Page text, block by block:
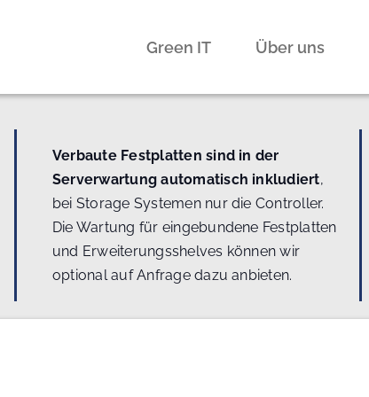
Green IT Über uns
Verbaute Festplatten sind in der
Serverwartung automatisch inkludiert,
bei Storage Systemen nur die Controller.
Die Wartung für eingebundene Festplatten
und Erweiterungsshelves können wir
optional auf Anfrage dazu anbieten.